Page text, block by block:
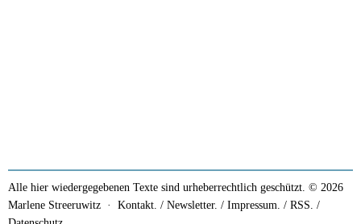
Alle hier wiedergegebenen Texte sind urheberrechtlich geschützt. © 2026
Marlene Streeruwitz · Kontakt. / Newsletter. / Impressum. / RSS. /